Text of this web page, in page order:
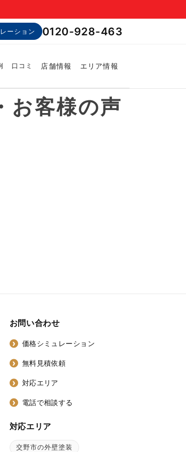
ーション 0120-928-463
口コミ 店舗情報 エリア情報
お客様の声
お問い合わせ
価格シミュレーション
無料見積依頼
対応エリア
電話で相談する
対応エリア
交野市の外壁塗装